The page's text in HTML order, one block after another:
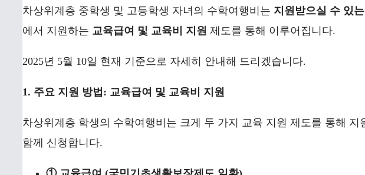
차상위계층 중학생 및 고등학생 자녀의 수학여행비는 지원받으실 수 있
에서 지원하는 교육급여 및 교육비 지원 제도를 통해 이루어집니다.
2025년 5월 10일 현재 기준으로 자세히 안내해 드리겠습니다.
1. 주요 지원 방법: 교육급여 및 교육비 지원
차상위계층 학생의 수학여행비는 크게 두 가지 교육 지원 제도를 통해
함께 신청합니다.